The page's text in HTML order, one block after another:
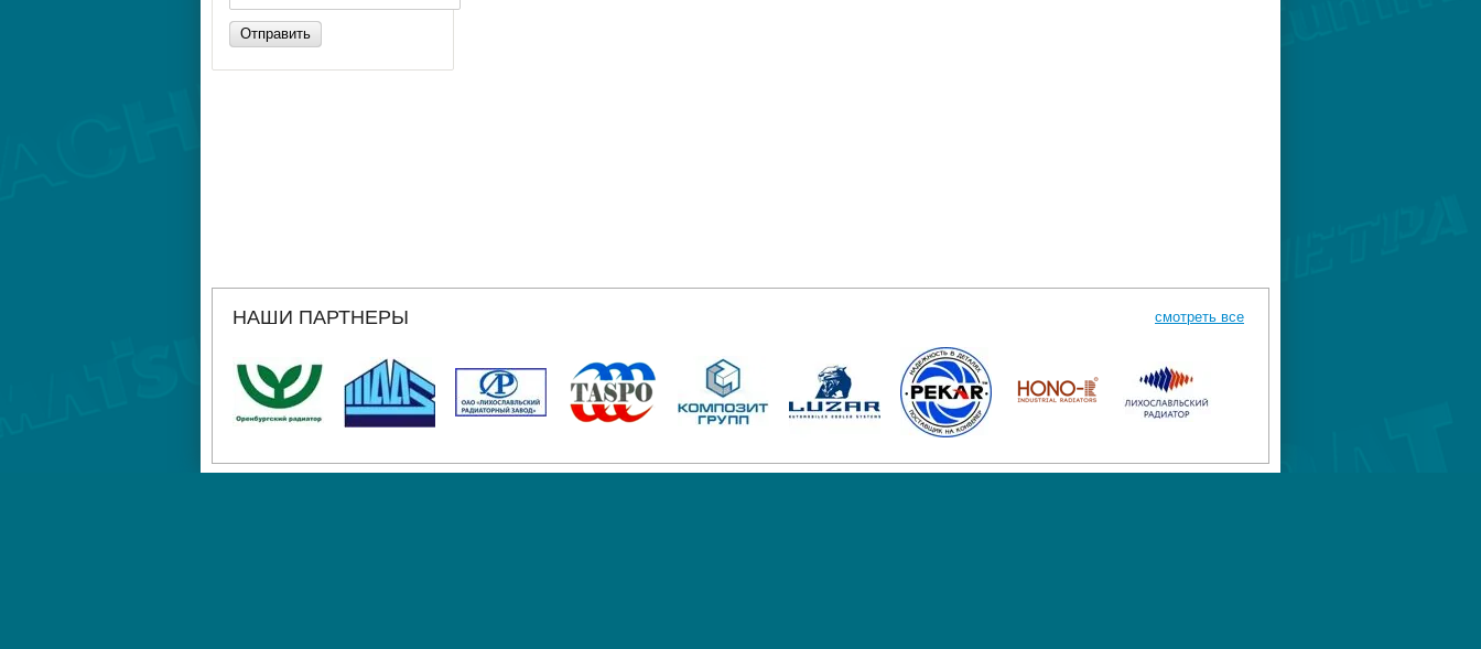
Отправить
НАШИ ПАРТНЕРЫ смотреть все